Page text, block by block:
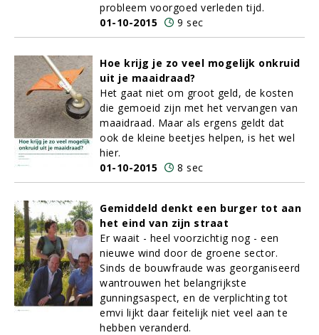
probleem voorgoed verleden tijd.
01-10-2015
9 sec
Hoe krijg je zo veel mogelijk onkruid
uit je maaidraad?
Het gaat niet om groot geld, de kosten
die gemoeid zijn met het vervangen van
maaidraad. Maar als ergens geldt dat
ook de kleine beetjes helpen, is het wel
hier.
01-10-2015
8 sec
Gemiddeld denkt een burger tot aan
het eind van zijn straat
Er waait - heel voorzichtig nog - een
nieuwe wind door de groene sector.
Sinds de bouwfraude was georganiseerd
wantrouwen het belangrijkste
gunningsaspect, en de verplichting tot
emvi lijkt daar feitelijk niet veel aan te
hebben veranderd.